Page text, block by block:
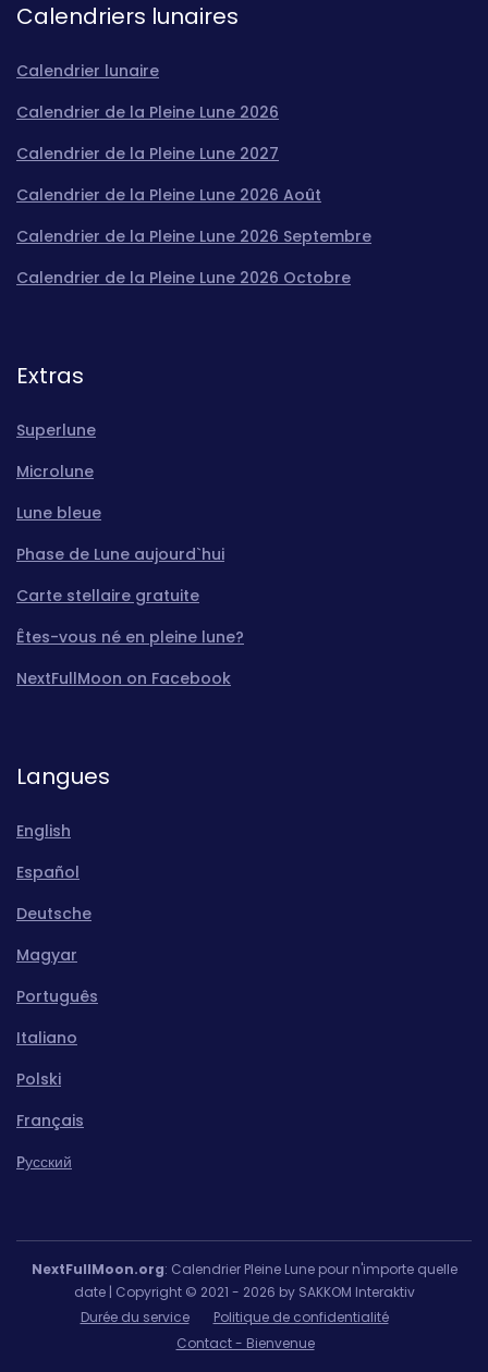
Calendriers lunaires
Calendrier lunaire
Calendrier de la Pleine Lune 2026
Calendrier de la Pleine Lune 2027
Calendrier de la Pleine Lune 2026 Août
Calendrier de la Pleine Lune 2026 Septembre
Calendrier de la Pleine Lune 2026 Octobre
Extras
Superlune
Microlune
Lune bleue
Phase de Lune aujourd`hui
Carte stellaire gratuite
Êtes-vous né en pleine lune?
NextFullMoon on Facebook
Langues
English
Español
Deutsche
Magyar
Português
Italiano
Polski
Français
Pусский
NextFullMoon.org: Calendrier Pleine Lune pour n'importe quelle
date | Copyright © 2021 - 2026 by SAKKOM Interaktiv
Durée du service
Politique de confidentialité
Contact - Bienvenue